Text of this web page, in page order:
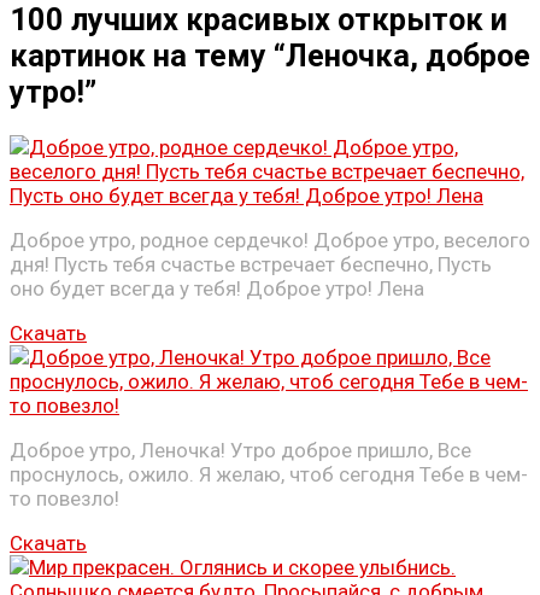
100 лучших красивых открыток и
картинок на тему “Леночка, доброе
утро!”
Доброе утро, родное сердечко! Доброе утро, веселого
дня! Пусть тебя счастье встречает беспечно, Пусть
оно будет всегда у тебя! Доброе утро! Лена
Скачать
Доброе утро, Леночка! Утро доброе пришло, Все
проснулось, ожило. Я желаю, чтоб сегодня Тебе в чем-
то повезло!
Скачать